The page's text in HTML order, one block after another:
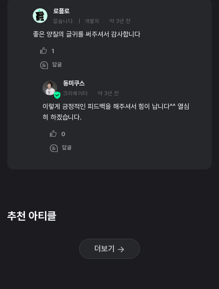
로플로
없습니다. | 개발자 약 3년 전
좋은 양질의 글귀를 써주셔서 감사합니다
1
답글
동미쿠스
크리에이터 약 3년 전
이렇게 긍정적인 피드백을 해주셔서 힘이 납니다^^ 열심
히 하겠습니다.
0
답글
추천 아티클
더보기